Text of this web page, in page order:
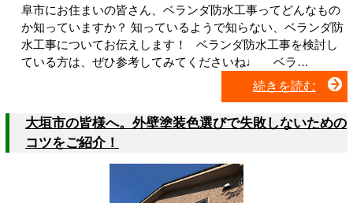
阜市にお住まいの皆さん、ベランダ防水工事ってどんなもの
か知っていますか？ 知っているようで知らない、ベランダ防
水工事についてお伝えします！ ベランダ防水工事を検討し
ている方は、ぜひ参考してみてくださいね♩ ベラ…
続きを読む
大垣市の皆様へ。外壁塗装色選びで失敗しないための
コツをご紹介！